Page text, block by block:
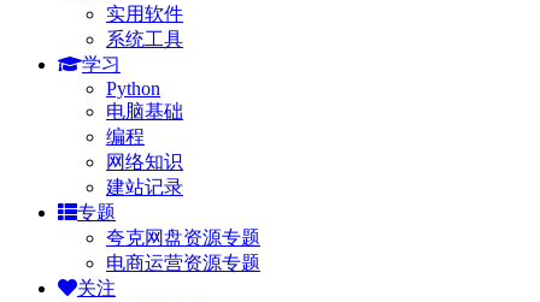
实用软件
系统工具
学习
Python
电脑基础
编程
网络知识
建站记录
专题
夸克网盘资源专题
电商运营资源专题
关注